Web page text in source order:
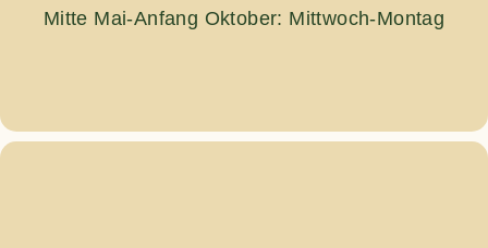
Mitte Mai-Anfang Oktober: Mittwoch-Montag